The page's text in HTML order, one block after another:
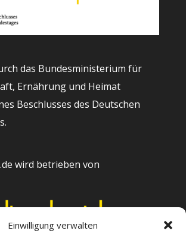
Einwilligung verwalten
das Bundesministerium für
Ernährung und Heimat
Beschlusses des Deutschen
wird betrieben von